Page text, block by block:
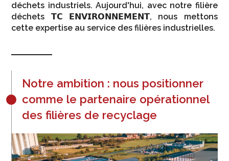
déchets industriels. Aujourd'hui, avec notre filière
déchets 𝗧𝗖 𝗘𝗡𝗩𝗜𝗥𝗢𝗡𝗡𝗘𝗠𝗘𝗡𝗧, nous mettons
cette expertise au service des filières industrielles.
Notre ambition : nous positionner
comme le partenaire opérationnel
des filières de recyclage